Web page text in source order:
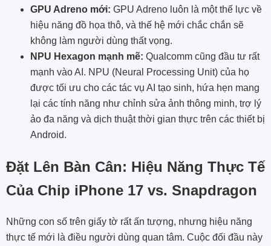
GPU Adreno mới: GPU Adreno luôn là một thế lực về
hiệu năng đồ họa thô, và thế hệ mới chắc chắn sẽ
không làm người dùng thất vọng.
NPU Hexagon mạnh mẽ: Qualcomm cũng đầu tư rất
mạnh vào AI. NPU (Neural Processing Unit) của họ
được tối ưu cho các tác vụ AI tạo sinh, hứa hẹn mang
lại các tính năng như chỉnh sửa ảnh thông minh, trợ lý
ảo đa năng và dịch thuật thời gian thực trên các thiết bị
Android.
Đặt Lên Bàn Cân: Hiệu Năng Thực Tế
Của Chip iPhone 17 vs. Snapdragon
Những con số trên giấy tờ rất ấn tượng, nhưng hiệu năng
thực tế mới là điều người dùng quan tâm. Cuộc đối đầu này